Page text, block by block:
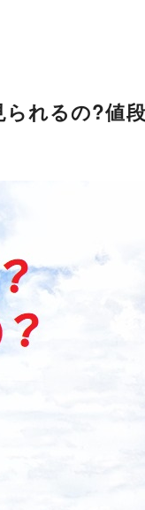
れるの?値